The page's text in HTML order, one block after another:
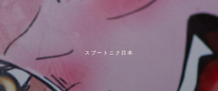
スプートニク日本